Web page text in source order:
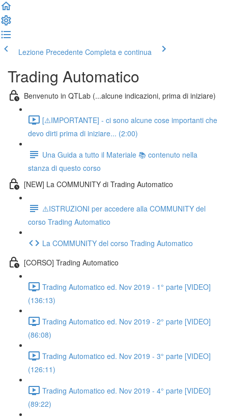
Lezione Precedente Completa e continua
Trading Automatico
Benvenuto in QTLab (...alcune indicazioni, prima di iniziare)
[⚠️IMPORTANTE] - ci sono alcune cose importanti che
devo dirti prima di iniziare... (2:00)
Una Guida a tutto il Materiale 📚 contenuto nella
stanza di questo corso
[NEW] La COMMUNITY di Trading Automatico
⚠️ISTRUZIONI per accedere alla COMMUNITY del
corso Trading Automatico
La COMMUNITY del corso Trading Automatico
[CORSO] Trading Automatico
Trading Automatico ed. Nov 2019 - 1° parte [VIDEO]
(136:13)
Trading Automatico ed. Nov 2019 - 2° parte [VIDEO]
(86:08)
Trading Automatico ed. Nov 2019 - 3° parte [VIDEO]
(126:11)
Trading Automatico ed. Nov 2019 - 4° parte [VIDEO]
(89:22)